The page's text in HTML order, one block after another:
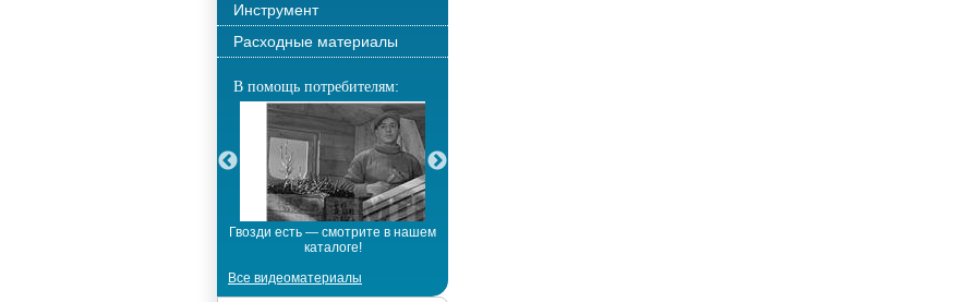
Инструмент
Расходные материалы
В помощь потребителям:
Гвозди есть — смотрите в нашем
каталоге!
Все видеоматериалы